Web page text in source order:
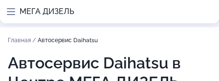
МЕГА ДИЗЕЛЬ
Главная / Автосервис Daihatsu
Автосервис Daihatsu в